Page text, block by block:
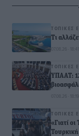
ΤΟΠΙΚΈΣ
Τι
07.08.26 · 18:41
ΤΟΠΙΚΈΣ
ΥΠΑΑΤ:
07.08.26 · 18:19
ΤΟΠΙΚΈΣ
«Γιατί